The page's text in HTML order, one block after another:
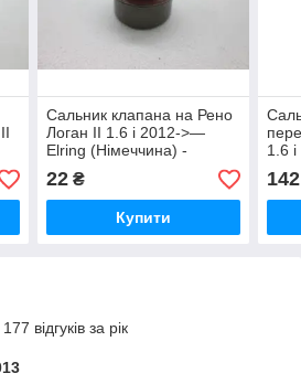
Сальник клапана на Рено
Логан II 1.6 i 2012->—
Elring (Німеччина) -
701289
22₴
Купити
1.6 i
142
відгуків за рік